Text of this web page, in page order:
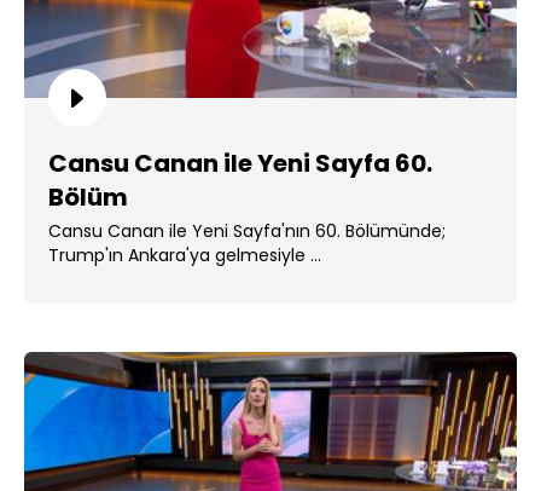
Cansu Canan ile Yeni Sayfa 60.
Bölüm
Cansu Canan ile Yeni Sayfa'nın 60. Bölümünde;
Trump'ın Ankara'ya gelmesiyle ...